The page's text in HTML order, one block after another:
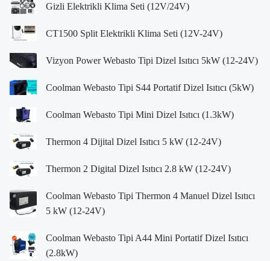
Gizli Elektrikli Klima Seti (12V/24V)
CT1500 Split Elektrikli Klima Seti (12V-24V)
Vizyon Power Webasto Tipi Dizel Isıtıcı 5kW (12-24V)
Coolman Webasto Tipi S44 Portatif Dizel Isıtıcı (5kW)
Coolman Webasto Tipi Mini Dizel Isıtıcı (1.3kW)
Thermon 4 Dijital Dizel Isıtıcı 5 kW (12-24V)
Thermon 2 Digital Dizel Isıtıcı 2.8 kW (12-24V)
Coolman Webasto Tipi Thermon 4 Manuel Dizel Isıtıcı
5 kW (12-24V)
Coolman Webasto Tipi A44 Mini Portatif Dizel Isıtıcı
(2.8kW)